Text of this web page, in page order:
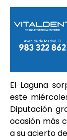
El Laguna
este
Diputación
ocasión más
a su acierto